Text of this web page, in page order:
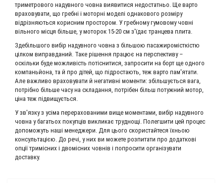
триметрового надувного човна виявитися недостатньо. Ще варто
враховувати, що гребні і моторні моделі однакового розміру
відрізняються корисним простором. У гребному гумовому човні
вільного місця більше, у моторок 15-20 см з'їдає транцева плита.
Здебільшого вибір надувного човна з більшою пасажиромісткістю
цілком виправданий. Таке рішення працює на перспективу –
оскільки буде можливість потіснитися, запросити на борт ще одного
компаньйона, та й про дітей, що підростають, теж варто пам'ятати.
Але важливо враховувати й негативні моменти: збільшується вага,
потрібно більше часу на складання, потрібен більш потужний мотор,
ціна теж підвищується.
У зв'язку з усіма перерахованими вище моментами, вибір надувного
човна у багатьох покупців викликає труднощі. Полегшити цей процес
допоможуть наші менеджери. Для цього скористайтеся їхньою
консультацією. До речі, у них ви можете розпитати про додаткові
опції тримісних і двомісних човнів і попросити організувати
доставку.